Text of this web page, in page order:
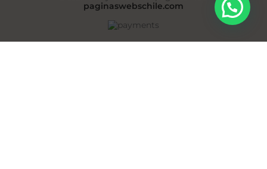
paginaswebschile.com